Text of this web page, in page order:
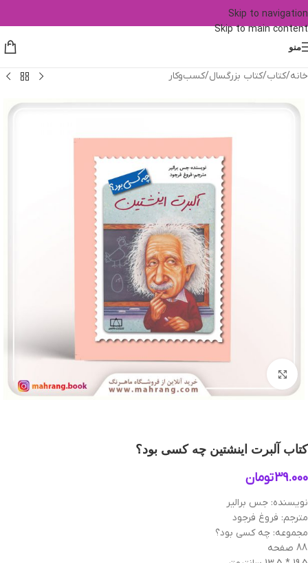
Skip to navigation
Skip to main content
منو
خانه/کتاب/کتاب بزرگسال/کسب‌وکار
کتاب آلبرت اینشتین چه کسی بود؟
39.000تومان
نویسنده: جس برالیر
مترجم: فروغ فرجود
مجموعه: چه کسی بود؟